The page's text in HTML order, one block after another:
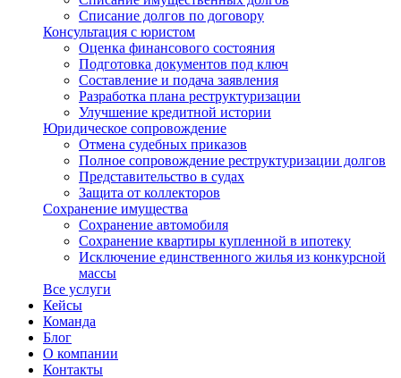
Списание долгов по договору
Консультация с юристом
Оценка финансового состояния
Подготовка документов под ключ
Составление и подача заявления
Разработка плана реструктуризации
Улучшение кредитной истории
Юридическое сопровождение
Отмена судебных приказов
Полное сопровождение реструктуризации долгов
Представительство в судах
Защита от коллекторов
Сохранение имущества
Сохранение автомобиля
Сохранение квартиры купленной в ипотеку
Исключение единственного жилья из конкурсной
массы
Все услуги
Кейсы
Команда
Блог
О компании
Контакты